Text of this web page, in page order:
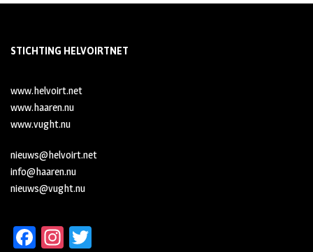
STICHTING HELVOIRTNET
www.helvoirt.net
www.haaren.nu
www.vught.nu
nieuws@helvoirt.net
info@haaren.nu
nieuws@vught.nu
Fa In